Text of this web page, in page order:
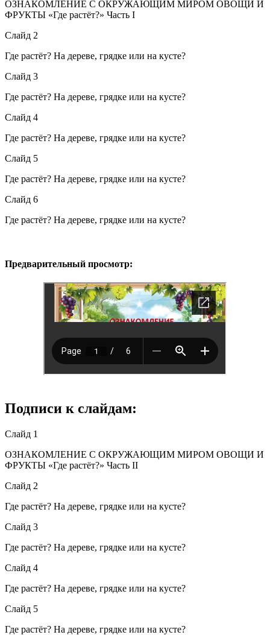
ОЗНАКОМЛЕНИЕ С ОКРУЖАЮЩИМ МИРОМ ОВОЩИ И
ФРУКТЫ «Где растёт?» Часть I
Слайд 2
Где растёт? На дереве, грядке или на кусте?
Слайд 3
Где растёт? На дереве, грядке или на кусте?
Слайд 4
Где растёт? На дереве, грядке или на кусте?
Слайд 5
Где растёт? На дереве, грядке или на кусте?
Слайд 6
Где растёт? На дереве, грядке или на кусте?
Предварительный просмотр:
Подписи к слайдам:
Слайд 1
ОЗНАКОМЛЕНИЕ С ОКРУЖАЮЩИМ МИРОМ ОВОЩИ И
ФРУКТЫ «Где растёт?» Часть II
Слайд 2
Где растёт? На дереве, грядке или на кусте?
Слайд 3
Где растёт? На дереве, грядке или на кусте?
Слайд 4
Где растёт? На дереве, грядке или на кусте?
Слайд 5
Где растёт? На дереве, грядке или на кусте?